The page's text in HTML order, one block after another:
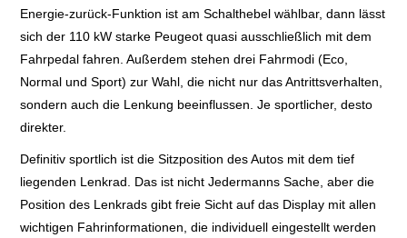
Energie-zurück-Funktion ist am Schalthebel wählbar, dann lässt
sich der 110 kW starke Peugeot quasi ausschließlich mit dem
Fahrpedal fahren. Außerdem stehen drei Fahrmodi (Eco,
Normal und Sport) zur Wahl, die nicht nur das Antrittsverhalten,
sondern auch die Lenkung beeinflussen. Je sportlicher, desto
direkter.
Definitiv sportlich ist die Sitzposition des Autos mit dem tief
liegenden Lenkrad. Das ist nicht Jedermanns Sache, aber die
Position des Lenkrads gibt freie Sicht auf das Display mit allen
wichtigen Fahrinformationen, die individuell eingestellt werden